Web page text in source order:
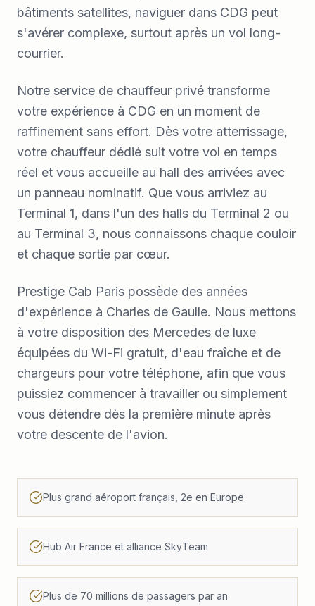
bâtiments satellites, naviguer dans CDG peut
s'avérer complexe, surtout après un vol long-
courrier.
Notre service de chauffeur privé transforme
votre expérience à CDG en un moment de
raffinement sans effort. Dès votre atterrissage,
votre chauffeur dédié suit votre vol en temps
réel et vous accueille au hall des arrivées avec
un panneau nominatif. Que vous arriviez au
Terminal 1, dans l'un des halls du Terminal 2 ou
au Terminal 3, nous connaissons chaque couloir
et chaque sortie par cœur.
Prestige Cab Paris possède des années
d'expérience à Charles de Gaulle. Nous mettons
à votre disposition des Mercedes de luxe
équipées du Wi-Fi gratuit, d'eau fraîche et de
chargeurs pour votre téléphone, afin que vous
puissiez commencer à travailler ou simplement
vous détendre dès la première minute après
votre descente de l'avion.
Plus grand aéroport français, 2e en Europe
Hub Air France et alliance SkyTeam
Plus de 70 millions de passagers par an